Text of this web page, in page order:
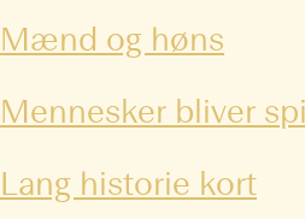
Mænd og høns
Mennesker bliver
Lang historie kort